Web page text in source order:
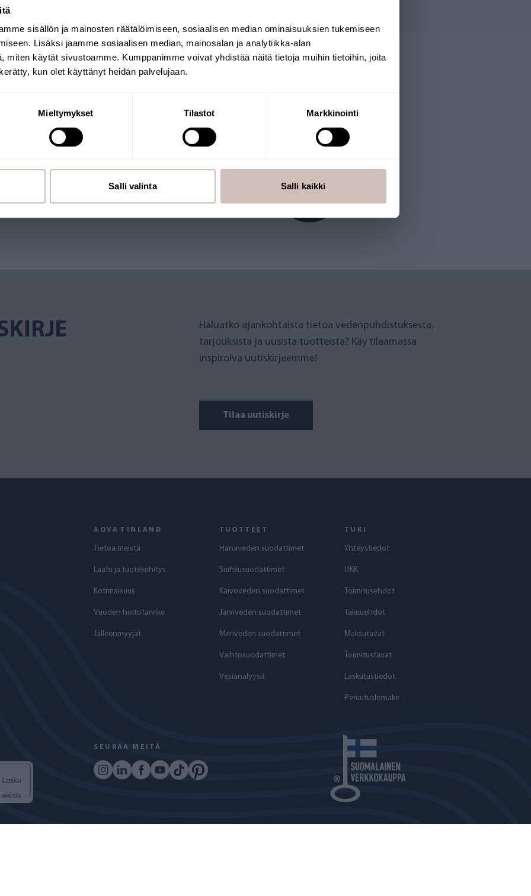
sisällön ja mainosten räätälöimiseen, sosiaalisen median ominaisuuksien tukemiseen
Lisäksi jaamme sosiaalisen median, mainosalan ja analytiikka-alan
miten käytät sivustoamme. Kumppanimme voivat yhdistää näitä tietoja muihin tietoihin, joita
kun olet käyttänyt heidän palvelujaan.
Mieltymykset Tilastot Markkinointi
Salli valinta Salli kaikki
Verkkokauppaa pitää
Myös monilla
Haluatko ajankohtaista tietoa vedenpuhdistuksesta,
tarjouksista ja uusista tuotteista? Käy tilaamassa
inspiroiva uutiskirjeemme!
Tilaa uutiskirje
AQVA FINLAND
Tietoa meistä
Laatu ja tuotekehitys
Kotimaisuus
Vuoden hoitotarvike
Jälleenmyyjät
TUOTTEET
Hanaveden suodattimet
Suihkusuodattimet
Kaivoveden suodattimet
Järviveden suodattimet
Meriveden suodattimet
Vaihtosuodattimet
Vesianalyysit
TUKI
Yhteystiedot
UKK
Toimitusehdot
Takuuehdot
Maksutavat
Toimitustavat
Laskutustiedot
Peruutuslomake
SEURAA MEITÄ
Valitse toimitusmaa ja kieli jatkaaksesi
Toimitusmaa